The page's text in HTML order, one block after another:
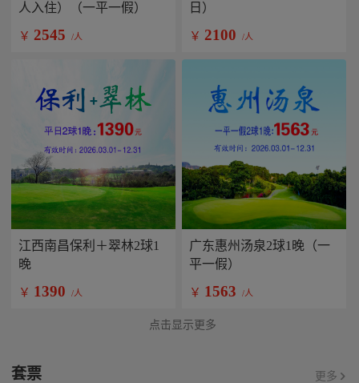
人入住）（一平一假）
￥ 2545 /人
日）
￥ 2100 /人
江西南昌保利＋翠林2球1
晚
￥ 1390 /人
广东惠州汤泉2球1晚（一
平一假）
￥ 1563 /人
点击显示更多
套票 更多